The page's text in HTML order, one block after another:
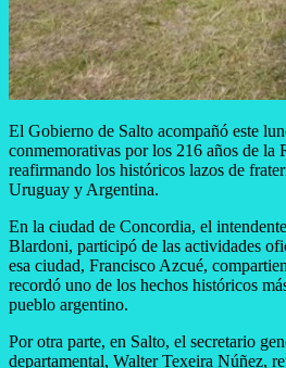
El Gobierno de Salto acompañó este
conmemorativas por los 216 años de la
reafirmando los históricos lazos de
Uruguay y Argentina.
En la ciudad de Concordia, el
Blardoni, participó de las actividades
esa ciudad, Francisco Azcué,
recordó uno de los hechos históricos
pueblo argentino.
Por otra parte, en Salto, el secretario
departamental, Walter Texeira Núñez,